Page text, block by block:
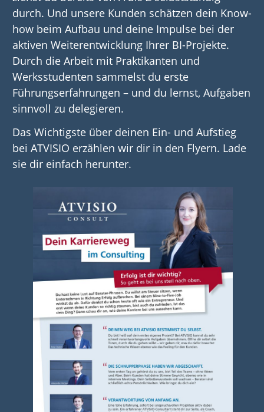
durch. Und unsere Kunden schätzen dein Know-
how beim Aufbau und deine Impulse bei der
aktiven Weiterentwicklung Ihrer BI-Projekte.
Durch die Arbeit mit Praktikanten und
Werksstudenten sammelst du erste
Führungserfahrungen – und du lernst, Aufgaben
sinnvoll zu delegieren.
Das Wichtigste über deinen Ein- und Aufstieg
bei ATVISIO erzählen wir dir in den Flyern. Lade
sie dir einfach herunter.